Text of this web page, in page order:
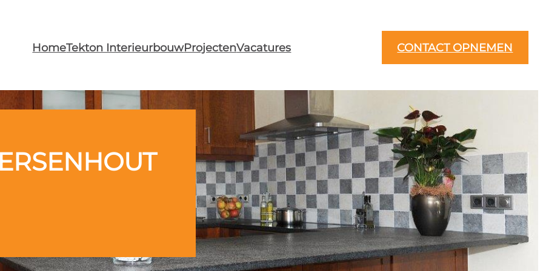
HomeTekton InterieurbouwProjectenVacatures CONTACT OPNEMEN